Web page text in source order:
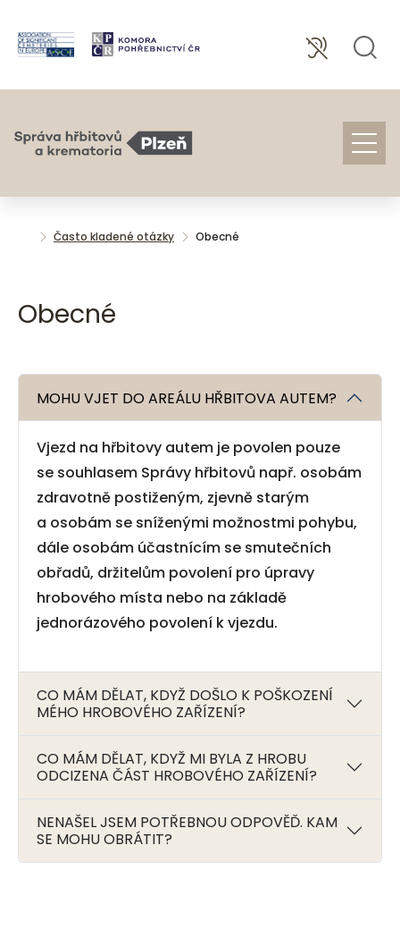
Často kladené otázky Obecné
Obecné
MOHU VJET DO AREÁLU HŘBITOVA AUTEM?
Vjezd na hřbitovy autem je povolen pouze
se souhlasem Správy hřbitovů např. osobám
zdravotně postiženým, zjevně starým
a osobám se sníženými možnostmi pohybu,
dále osobám účastnícím se smutečních
obřadů, držitelům povolení pro úpravy
hrobového místa nebo na základě
jednorázového povolení k vjezdu.
CO MÁM DĚLAT, KDYŽ DOŠLO K POŠKOZENÍ
MÉHO HROBOVÉHO ZAŘÍZENÍ?
CO MÁM DĚLAT, KDYŽ MI BYLA Z HROBU
ODCIZENA ČÁST HROBOVÉHO ZAŘÍZENÍ?
NENAŠEL JSEM POTŘEBNOU ODPOVĚĎ. KAM
SE MOHU OBRÁTIT?